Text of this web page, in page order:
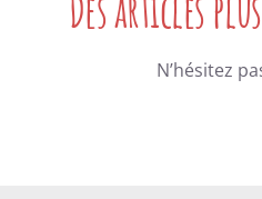
N’hésitez